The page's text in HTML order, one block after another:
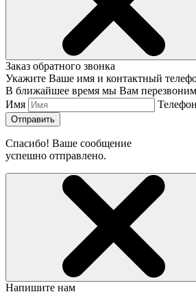
Заказ обратного звонка
Укажите Ваше имя и контактный
В ближайшее время мы Вам
Имя
Отправить
Спасибо! Ваше сообщение
успешно отправлено.
Напишите нам